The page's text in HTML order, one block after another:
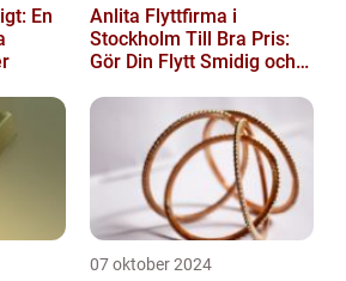
En
Anlita Flyttfirma i
Stockholm Till Bra Pris:
Gör Din Flytt Smidig och
07 oktober 2024